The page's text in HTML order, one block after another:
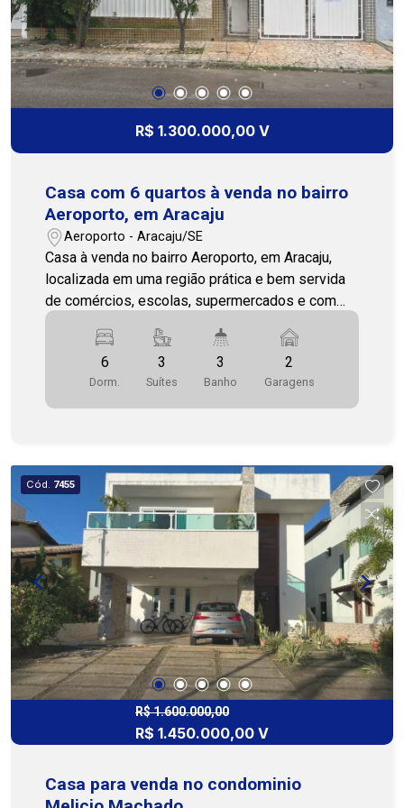
veículo. Localizada em um bairro tranquilo, em
constante crescimento e valorização, com fácil
acesso às principais vias da região. Entre em
contato para mais informações e agende sua
visita! Nossa equipe está pronta para te atender!
(79) 3231-1010 Cohab Premium Imobiliária
R$ 1.300.000,00 V
Casa com 6 quartos à venda no bairro
Aeroporto, em Aracaju
Aeroporto - Aracaju/SE
Casa à venda no bairro Aeroporto, em Aracaju,
localizada em uma região prática e bem servida
de comércios, escolas, supermercados e com
proporcionando mais comodidade no dia a dia. O
imóvel é amplo e bem distribuído, contando com
6 quartos, sendo 3 suítes, além de 3 banheiros
sociais. Possui duas salas espaçosas, ideais
ainda de dependência completa de empregada
com banheiro, depósito e quintal. Para momentos
de lazer, a casa oferece piscina, perfeita para
reunir família e amigos, além de contar com 2
vagas de garagem. Uma excelente opção para
quem busca espaço, conforto e praticidade em
um dos bairros mais acessíveis da cidade. Entre
em contato para mais informações ou para
agendar uma visita. Nossa equipe está pronta
para te atender! (79)3231-1010 - Cohab Premium
Imobiliária
6
Dorm.
3
Suítes
3
Banho
2
Garagens
Cód. 7455
R$ 1.600.000,00
R$ 1.450.000,00 V
Casa para venda no condominio